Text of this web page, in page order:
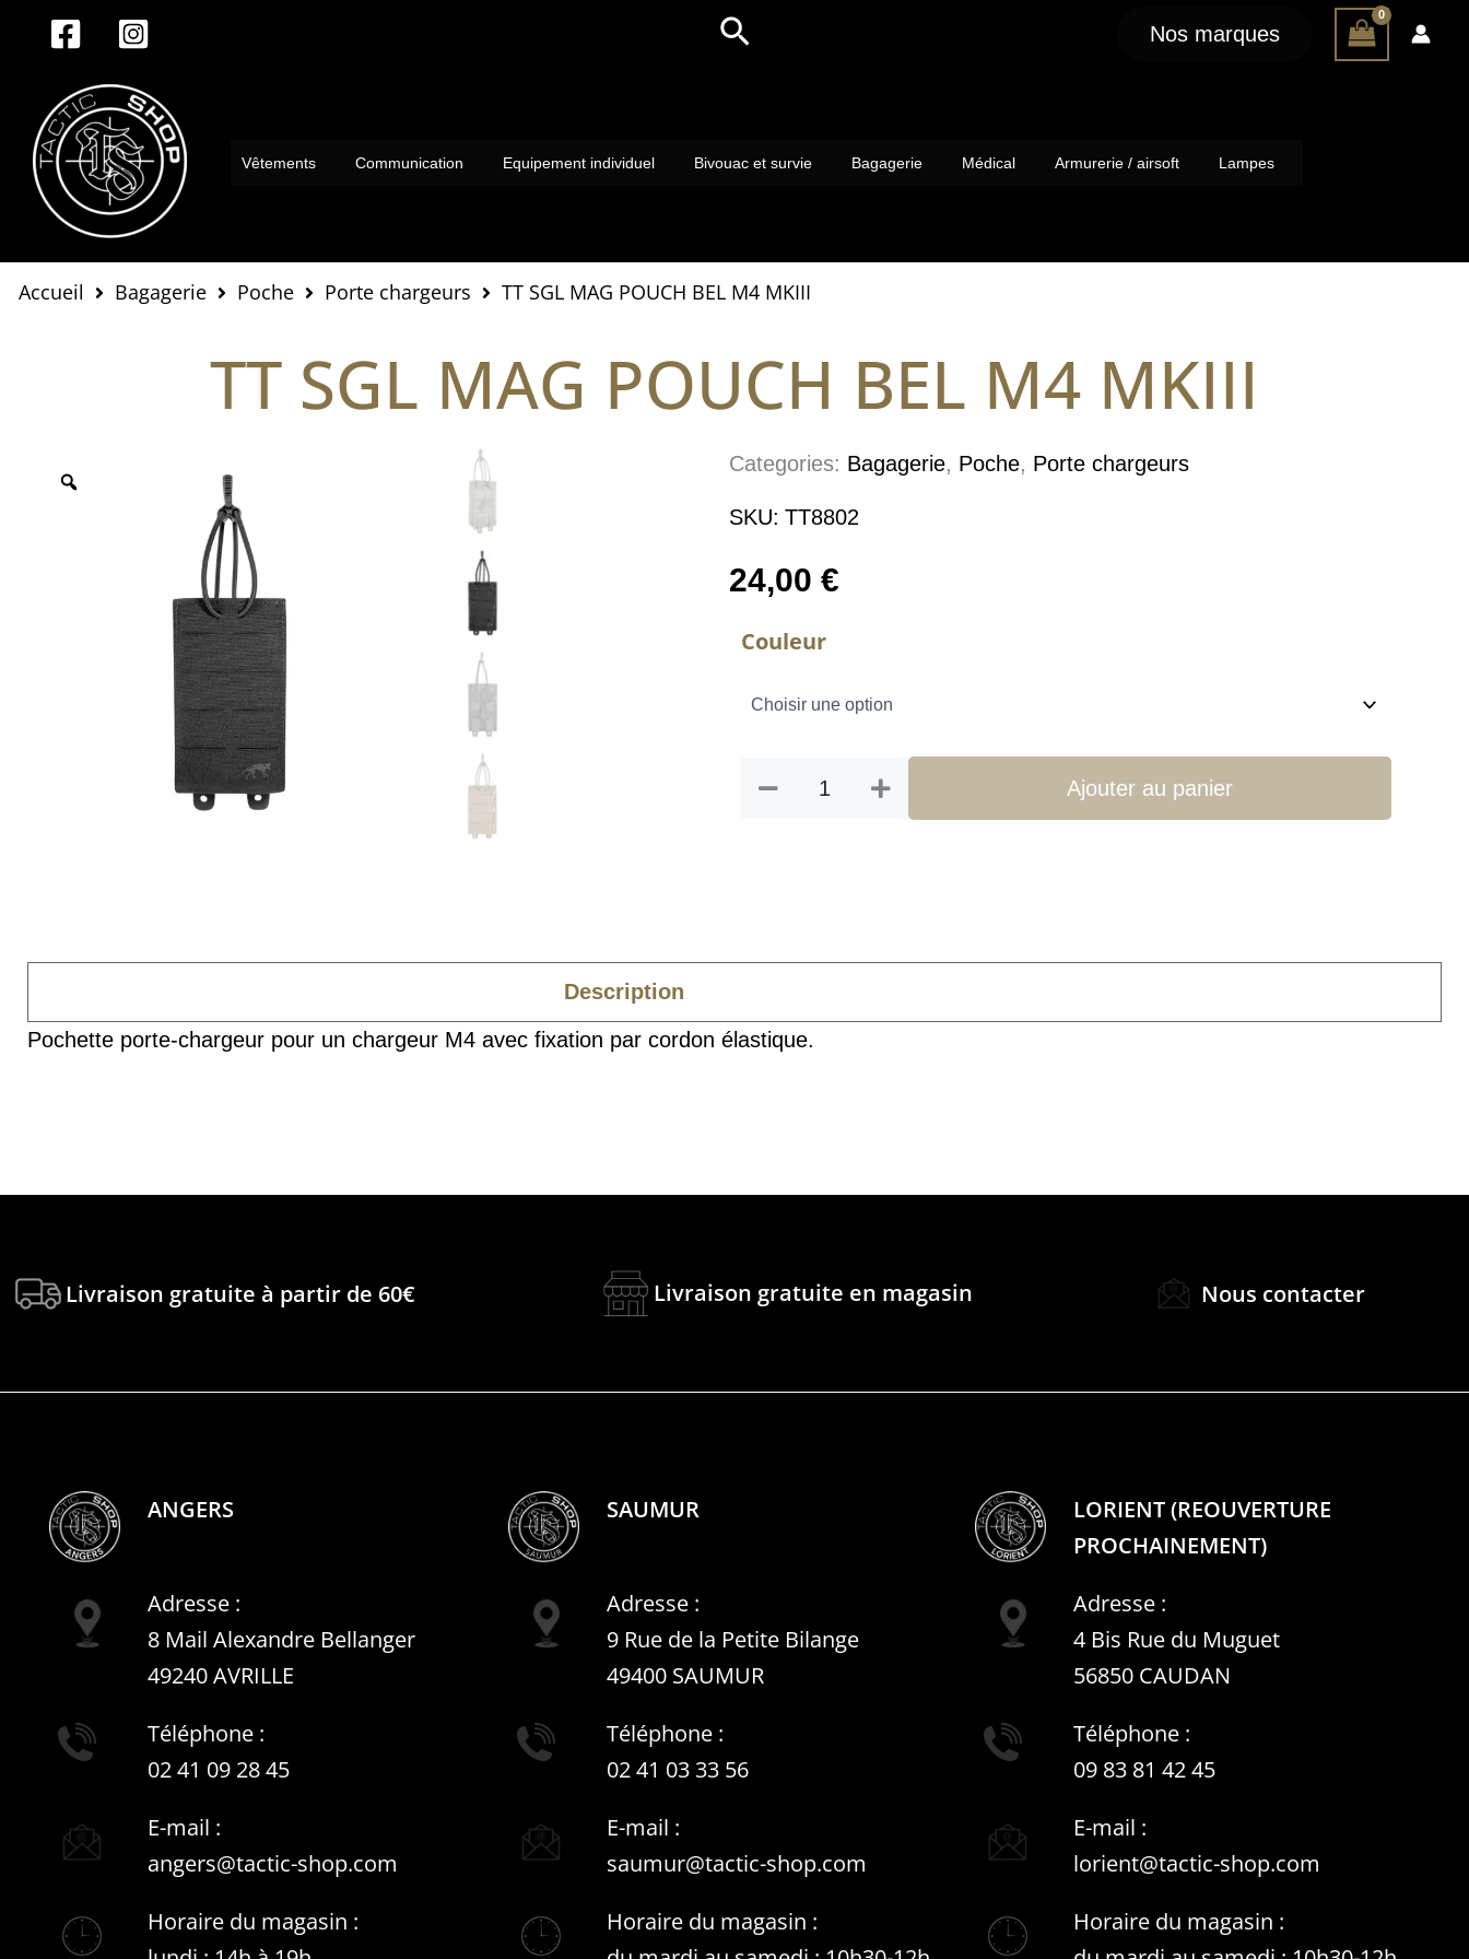
contenu
Rechercher Nos marques
Vêtements Communication Equipement individuel Bivouac et survie Bagagerie Médical Armurerie / airsoft Lampes
Accueil Bagagerie Poche Porte chargeurs TT SGL MAG POUCH BEL M4 MKIII
TT SGL MAG POUCH BEL M4 MKIII
Couleur
de
MAG
MKIII
Ajouter au panier
Categories: Bagagerie, Poche, Porte chargeurs
SKU: TT8802
24,00€
Description
Pochette porte-chargeur pour un chargeur M4 avec fixation par cordon élastique.
Livraison gratuite à partir de 60€ Livraison gratuite en magasin Nous contacter
ANGERS SAUMUR
LORIENT (REOUVERTURE
PROCHAINEMENT)
Adresse :
8 Mail Alexandre Bellanger
49240 AVRILLE
Adresse :
9 Rue de la Petite Bilange
49400 SAUMUR
Adresse :
4 Bis Rue du Muguet
56850 CAUDAN
Téléphone :
02 41 09 28 45
Téléphone :
02 41 03 33 56
Téléphone :
09 83 81 42 45
E-mail :
angers@tactic-shop.com
E-mail :
saumur@tactic-shop.com
E-mail :
lorient@tactic-shop.com
Horaire du magasin :
Horaire du magasin :
Horaire du magasin :